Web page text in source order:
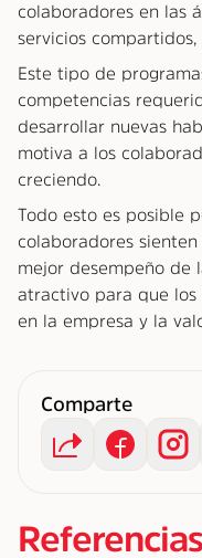
colaboradores en las
servicios
Este tipo de
competencias
desarrollar nuevas
motiva a los
creciendo.
Todo esto es posible
colaboradores sienten
mejor desempeño de
atractivo para que los
en la empresa y la
Comparte